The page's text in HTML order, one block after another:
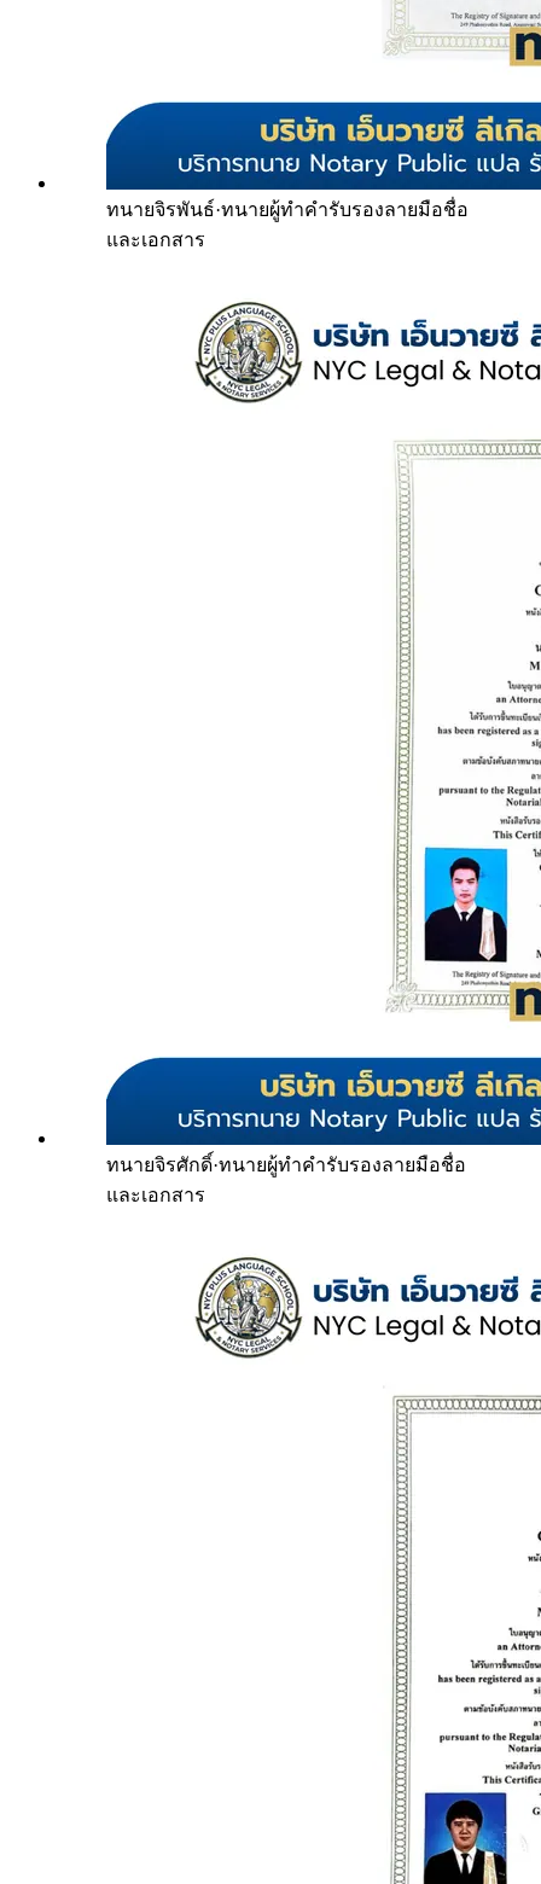
ทนายจิรพันธ์·ทนายผู้ทำคำรับรองลายมือชื่อ
และเอกสาร
ทนายจิรศักดิ์·ทนายผู้ทำคำรับรองลายมือชื่อ
และเอกสาร